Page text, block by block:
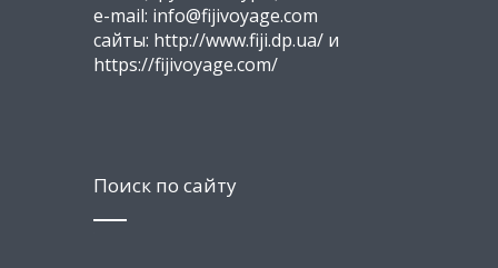
e-mail: info@fijivoyage.com
сайты: http://www.fiji.dp.ua/ и
https://fijivoyage.com/
Поиск по сайту